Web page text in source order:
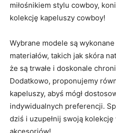
miłośnikiem stylu cowboy,
⁢kolekcję kapeluszy cowboy!
Wybrane modele ‍są
materiałów, takich jak skóra
że ⁣są trwałe i doskonale
Dodatkowo, proponujemy
⁢kapeluszy, abyś mógł
indywidualnych⁢ preferencji.
dziś i ⁣uzupełnij swoją